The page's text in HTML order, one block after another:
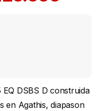
DSBS D construida
en Agathis, diapason